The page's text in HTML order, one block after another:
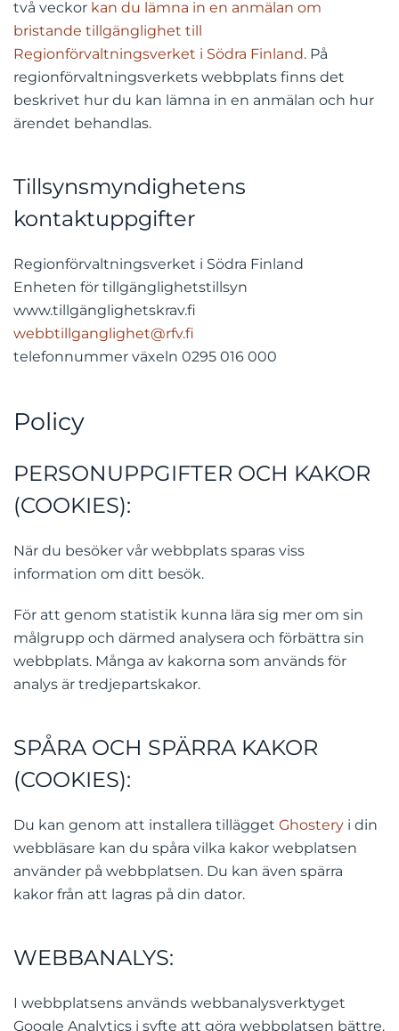
två veckor kan du lämna in en anmälan om
bristande tillgänglighet till
Regionförvaltningsverket i Södra Finland. På
regionförvaltningsverkets webbplats finns det
beskrivet hur du kan lämna in en anmälan och hur
ärendet behandlas.
Tillsynsmyndighetens
kontaktuppgifter
Regionförvaltningsverket i Södra Finland
Enheten för tillgänglighetstillsyn
www.tillgänglighetskrav.fi
webbtillganglighet@rfv.fi
telefonnummer växeln 0295 016 000
Policy
PERSONUPPGIFTER OCH KAKOR
(COOKIES):
När du besöker vår webbplats sparas viss
information om ditt besök.
För att genom statistik kunna lära sig mer om sin
målgrupp och därmed analysera och förbättra sin
webbplats. Många av kakorna som används för
analys är tredjepartskakor.
SPÅRA OCH SPÄRRA KAKOR
(COOKIES):
Du kan genom att installera tillägget Ghostery i din
webbläsare kan du spåra vilka kakor webplatsen
använder på webbplatsen. Du kan även spärra
kakor från att lagras på din dator.
WEBBANALYS:
I webbplatsens används webbanalysverktyget
Google Analytics i syfte att göra webbplatsen bättre.